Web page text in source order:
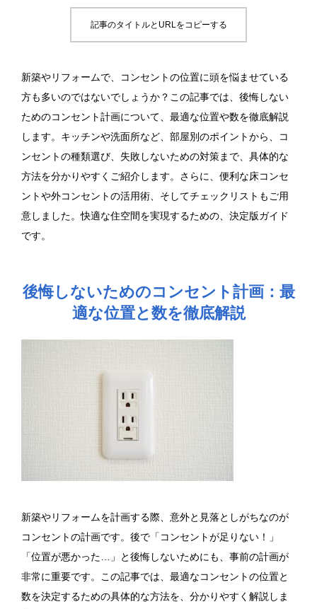
記事のタイトルとURLをコピーする
新築やリフォームで、コンセントの位置に頭を悩ませている
方も多いのではないでしょうか？この記事では、後悔しない
ためのコンセント計画について、最適な位置や数を徹底解説
します。キッチンや洗面所など、部屋別のポイントから、コ
ンセントの種類選び、失敗しないための対策まで、具体的な
方法を分かりやすくご紹介します。さらに、便利な床コンセ
ントや外コンセントの活用術、そしてチェックリストもご用
意しました。快適な住空間を実現するための、決定版ガイド
です。
後悔しないためのコンセント計画：最
適な位置と数を徹底解説
新築やリフォームを計画する際、意外と見落としがちなのが
コンセントの計画です。後で「コンセントが足りない！」
「位置が悪かった…」と後悔しないためにも、事前の計画が
非常に重要です。この記事では、最適なコンセントの位置と
数を決定するための具体的な方法を、分かりやすく解説しま